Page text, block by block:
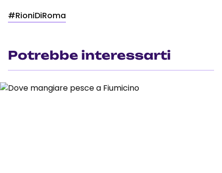
#RioniDiRoma
Potrebbe interessarti